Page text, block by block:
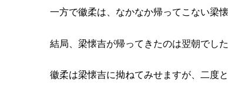
一方で徽柔は、なかなか帰ってこない梁
結局、梁懐吉が帰ってきたのは翌朝でした
徽柔は梁懐吉に拗ねてみせますが、二度